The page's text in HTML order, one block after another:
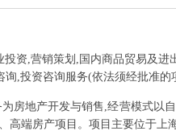
投资,营销策划,国内商品贸易及
,投资咨询服务(依法须经批准
房地产开发与销售,经营模式以
高端房产项目。项目主要位于上